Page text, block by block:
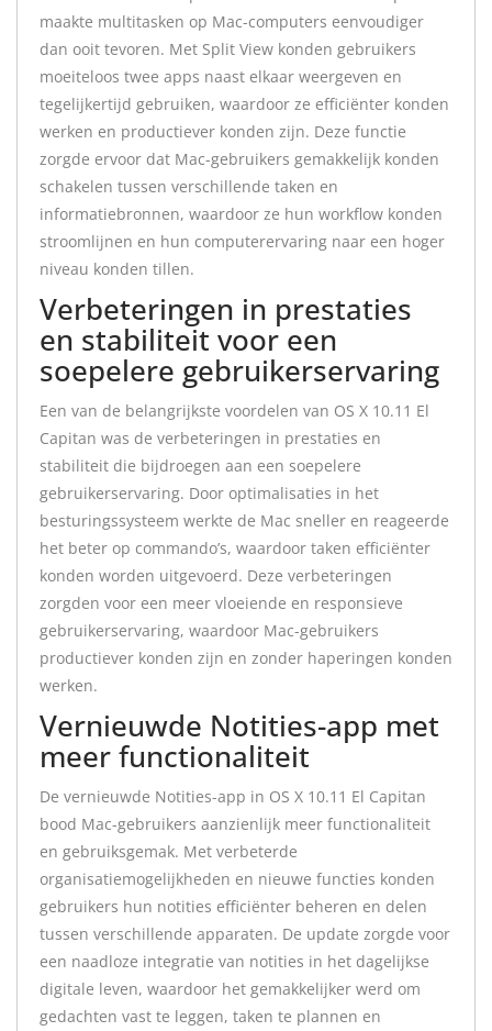
maakte multitasken op Mac-computers eenvoudiger
dan ooit tevoren. Met Split View konden gebruikers
moeiteloos twee apps naast elkaar weergeven en
tegelijkertijd gebruiken, waardoor ze efficiënter konden
werken en productiever konden zijn. Deze functie
zorgde ervoor dat Mac-gebruikers gemakkelijk konden
schakelen tussen verschillende taken en
informatiebronnen, waardoor ze hun workflow konden
stroomlijnen en hun computerervaring naar een hoger
niveau konden tillen.
Verbeteringen in prestaties
en stabiliteit voor een
soepelere gebruikerservaring
Een van de belangrijkste voordelen van OS X 10.11 El
Capitan was de verbeteringen in prestaties en
stabiliteit die bijdroegen aan een soepelere
gebruikerservaring. Door optimalisaties in het
besturingssysteem werkte de Mac sneller en reageerde
het beter op commando’s, waardoor taken efficiënter
konden worden uitgevoerd. Deze verbeteringen
zorgden voor een meer vloeiende en responsieve
gebruikerservaring, waardoor Mac-gebruikers
productiever konden zijn en zonder haperingen konden
werken.
Vernieuwde Notities-app met
meer functionaliteit
De vernieuwde Notities-app in OS X 10.11 El Capitan
bood Mac-gebruikers aanzienlijk meer functionaliteit
en gebruiksgemak. Met verbeterde
organisatiemogelijkheden en nieuwe functies konden
gebruikers hun notities efficiënter beheren en delen
tussen verschillende apparaten. De update zorgde voor
een naadloze integratie van notities in het dagelijkse
digitale leven, waardoor het gemakkelijker werd om
gedachten vast te leggen, taken te plannen en